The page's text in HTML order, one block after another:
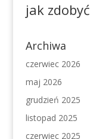
jak
Archiwa
czerwiec 2026
maj 2026
grudzień 2025
listopad 2025
czerwiec 2025